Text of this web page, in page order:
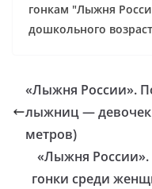
гонкам "Лыжня
дошкольного
«Лыжня России».
лыжниц — девочек
метров)
«Лыжня России».
гонки среди